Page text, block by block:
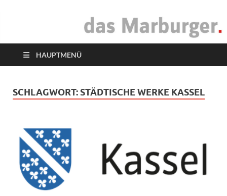
das Marburger.
HAUPTMENÜ
SCHLAGWORT: STÄDTISCHE WERKE KASSEL